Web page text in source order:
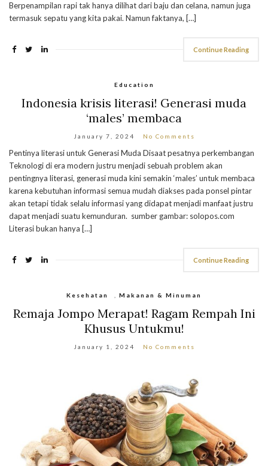
Berpenampilan rapi tak hanya dilihat dari baju dan celana, namun juga
termasuk sepatu yang kita pakai. Namun faktanya, […]
Continue Reading
Education
Indonesia krisis literasi! Generasi muda
‘males’ membaca
January 7, 2024 No Comments
Pentinya literasi untuk Generasi Muda Disaat pesatnya perkembangan
Teknologi di era modern justru menjadi sebuah problem akan
pentingnya literasi, generasi muda kini semakin ‘males’ untuk membaca
karena kebutuhan informasi semua mudah diakses pada ponsel pintar
akan tetapi tidak selalu informasi yang didapat menjadi manfaat justru
dapat menjadi suatu kemunduran. sumber gambar: solopos.com
Literasi bukan hanya […]
Continue Reading
Kesehatan , Makanan & Minuman
Remaja Jompo Merapat! Ragam Rempah Ini
Khusus Untukmu!
January 1, 2024 No Comments